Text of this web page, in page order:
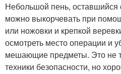
Небольшой пень, оставшийся
можно выкорчевать при
или ножовки и крепкой
осмотреть место операции и
мешающие предметы. Это не
техники безопасности, но